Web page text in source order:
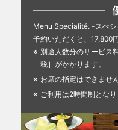
Menu Specialité. -スぺシ
予約いただくと、17,800
別途人数分のサービス
税］がかかります。
お席の指定はできません
ご利用は2時間制となり